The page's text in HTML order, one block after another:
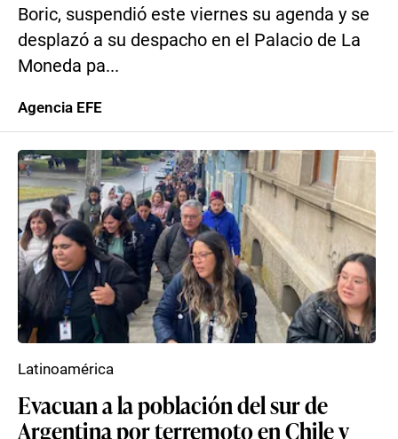
Boric, suspendió este viernes su agenda y se
desplazó a su despacho en el Palacio de La
Moneda pa...
Agencia EFE
Evacuan a la población del sur de
Argentina por terremoto en Chile y
Latinoamérica